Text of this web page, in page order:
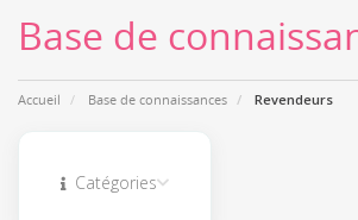
Base de
Accueil Base de connaissances Revendeurs
Catégories